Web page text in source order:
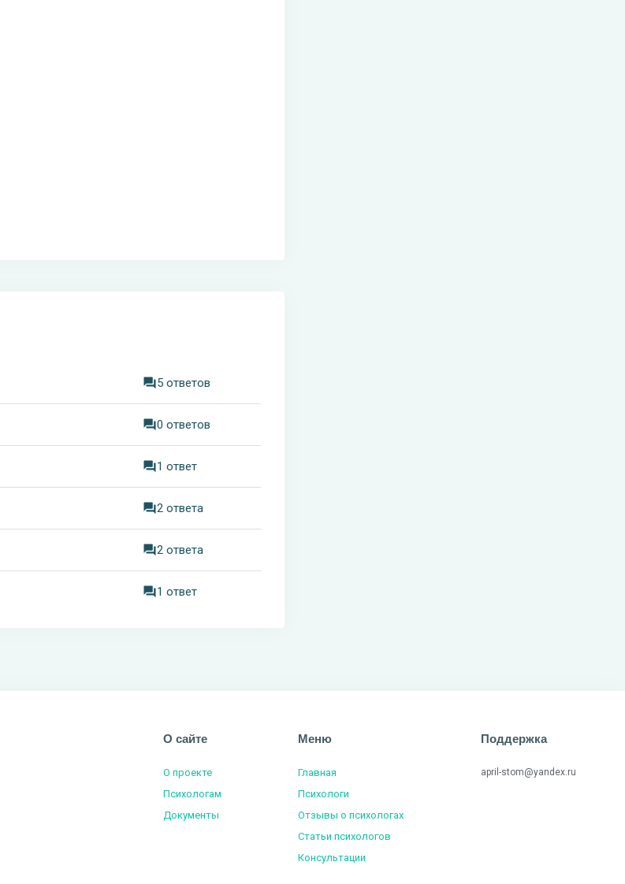
5 ответов
0 ответов
1 ответ
2 ответа
2 ответа
1 ответ
О сайте
О проекте
Психологам
Документы
Меню
Главная
Психологи
Отзывы о психологах
Статьи психологов
Консультации
Поддержка
april-stom@yandex.ru